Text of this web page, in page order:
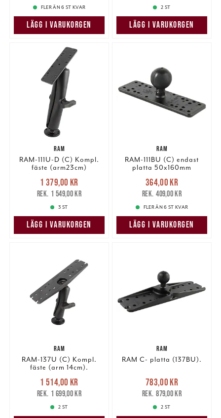
FLER ÄN 6 ST KVAR
LÄGG I VARUKORGEN
2 ST
LÄGG I VARUKORGEN
RAM
RAM-111U-D (C) Kompl.
fäste (arm23cm)
Nuvarande pris
1 379,00 krTidigare pris
1 549,00 kr
1 379,00 kr
1 549,00 kr
3 ST
LÄGG I VARUKORGEN
RAM
RAM-111BU (C) endast
platta 50x160mm
Nuvarande pris
364,00 krTidigare pris
409,00 kr
364,00 kr
409,00 kr
FLER ÄN 6 ST KVAR
LÄGG I VARUKORGEN
RAM
RAM-137U (C) Kompl.
fäste (arm 14cm).
Nuvarande pris
1 514,00 krTidigare pris
1 699,00 kr
1 514,00 kr
1 699,00 kr
2 ST
RAM
RAM C- platta (137BU).
Nuvarande pris
783,00 krTidigare pris
879,00 kr
783,00 kr
879,00 kr
2 ST